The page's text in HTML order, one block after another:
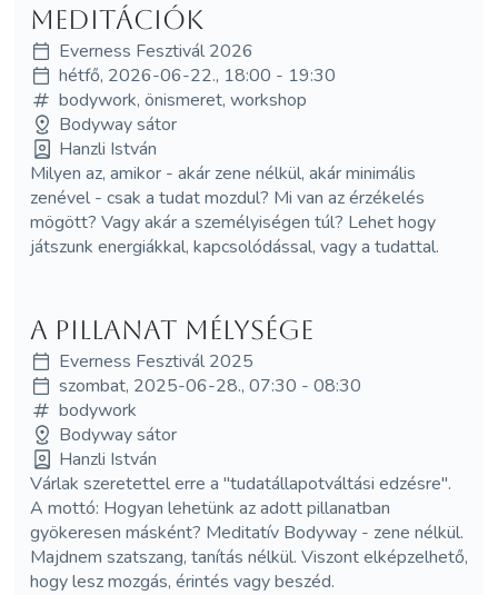
Meditációk
Everness Fesztivál 2026
hétfő, 2026-06-22., 18:00 - 19:30
bodywork, önismeret, workshop
Bodyway sátor
Hanzli István
Milyen az, amikor - akár zene nélkül, akár minimális
zenével - csak a tudat mozdul? Mi van az érzékelés
mögött? Vagy akár a személyiségen túl? Lehet hogy
játszunk energiákkal, kapcsolódással, vagy a tudattal.
A pillanat mélysége
Everness Fesztivál 2025
szombat, 2025-06-28., 07:30 - 08:30
bodywork
Bodyway sátor
Hanzli István
Várlak szeretettel erre a "tudatállapotváltási edzésre".
A mottó: Hogyan lehetünk az adott pillanatban
gyökeresen másként? Meditatív Bodyway - zene nélkül.
Majdnem szatszang, tanítás nélkül. Viszont elképzelhető,
hogy lesz mozgás, érintés vagy beszéd.